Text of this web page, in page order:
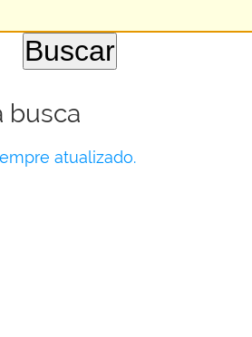
busca
atualizado.